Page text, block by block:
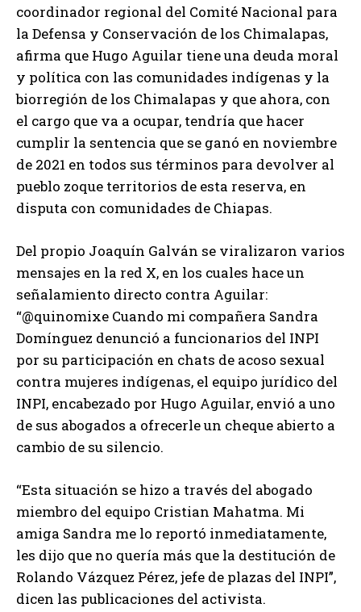
coordinador regional del Comité Nacional para
la Defensa y Conservación de los Chimalapas,
afirma que Hugo Aguilar tiene una deuda moral
y política con las comunidades indígenas y la
biorregión de los Chimalapas y que ahora, con
el cargo que va a ocupar, tendría que hacer
cumplir la sentencia que se ganó en noviembre
de 2021 en todos sus términos para devolver al
pueblo zoque territorios de esta reserva, en
disputa con comunidades de Chiapas.
Del propio Joaquín Galván se viralizaron varios
mensajes en la red X, en los cuales hace un
señalamiento directo contra Aguilar:
“@quinomixe Cuando mi compañera Sandra
Domínguez denunció a funcionarios del INPI
por su participación en chats de acoso sexual
contra mujeres indígenas, el equipo jurídico del
INPI, encabezado por Hugo Aguilar, envió a uno
de sus abogados a ofrecerle un cheque abierto a
cambio de su silencio.
“Esta situación se hizo a través del abogado
miembro del equipo Cristian Mahatma. Mi
amiga Sandra me lo reportó inmediatamente,
les dijo que no quería más que la destitución de
Rolando Vázquez Pérez, jefe de plazas del INPI”,
dicen las publicaciones del activista.